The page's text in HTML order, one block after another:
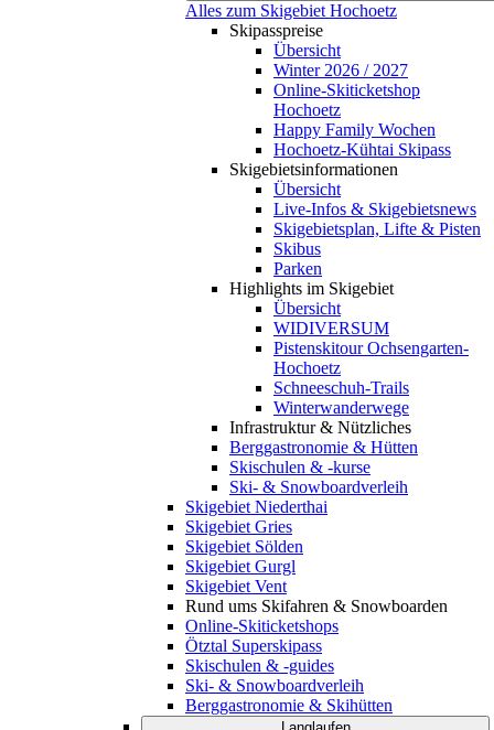
Alles zum Skigebiet Hochoetz
Skipasspreise
Übersicht
Winter 2026 / 2027
Online-Skiticketshop
Hochoetz
Happy Family Wochen
Hochoetz-Kühtai Skipass
Skigebietsinformationen
Übersicht
Live-Infos & Skigebietsnews
Skigebietsplan, Lifte & Pisten
Skibus
Parken
Highlights im Skigebiet
Übersicht
WIDIVERSUM
Pistenskitour Ochsengarten-
Hochoetz
Schneeschuh-Trails
Winterwanderwege
Infrastruktur & Nützliches
Berggastronomie & Hütten
Skischulen & -kurse
Ski- & Snowboardverleih
Skigebiet Niederthai
Skigebiet Gries
Skigebiet Sölden
Skigebiet Gurgl
Skigebiet Vent
Rund ums Skifahren & Snowboarden
Online-Skiticketshops
Ötztal Superskipass
Skischulen & -guides
Ski- & Snowboardverleih
Berggastronomie & Skihütten